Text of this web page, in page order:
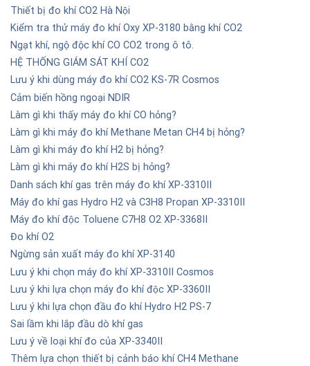
Thiết bị đo khí CO2 Hà Nội
Kiểm tra thử máy đo khí Oxy XP-3180 bằng khí CO2
Ngạt khí, ngộ độc khí CO CO2 trong ô tô.
HỆ THỐNG GIÁM SÁT KHÍ CO2
Lưu ý khi dùng máy đo khí CO2 KS-7R Cosmos
Cảm biến hồng ngoại NDIR
Làm gì khi thấy máy đo khí CO hỏng?
Làm gì khi máy đo khí Methane Metan CH4 bị hỏng?
Làm gì khi máy đo khí H2 bị hỏng?
Làm gì khi máy đo khí H2S bị hỏng?
Danh sách khí gas trên máy đo khí XP-3310II
Máy đo khí gas Hydro H2 và C3H8 Propan XP-3310II
Máy đo khí độc Toluene C7H8 O2 XP-3368II
Đo khí O2
Ngừng sản xuất máy đo khí XP-3140
Lưu ý khi chọn máy đo khí XP-3310II Cosmos
Lưu ý khi lựa chọn máy đo khí độc XP-3360II
Lưu ý khi lựa chọn đầu đo khí Hydro H2 PS-7
Sai lầm khi lắp đầu dò khí gas
Lưu ý về loại khí đo của XP-3340II
Thêm lựa chọn thiết bị cảnh báo khí CH4 Methane